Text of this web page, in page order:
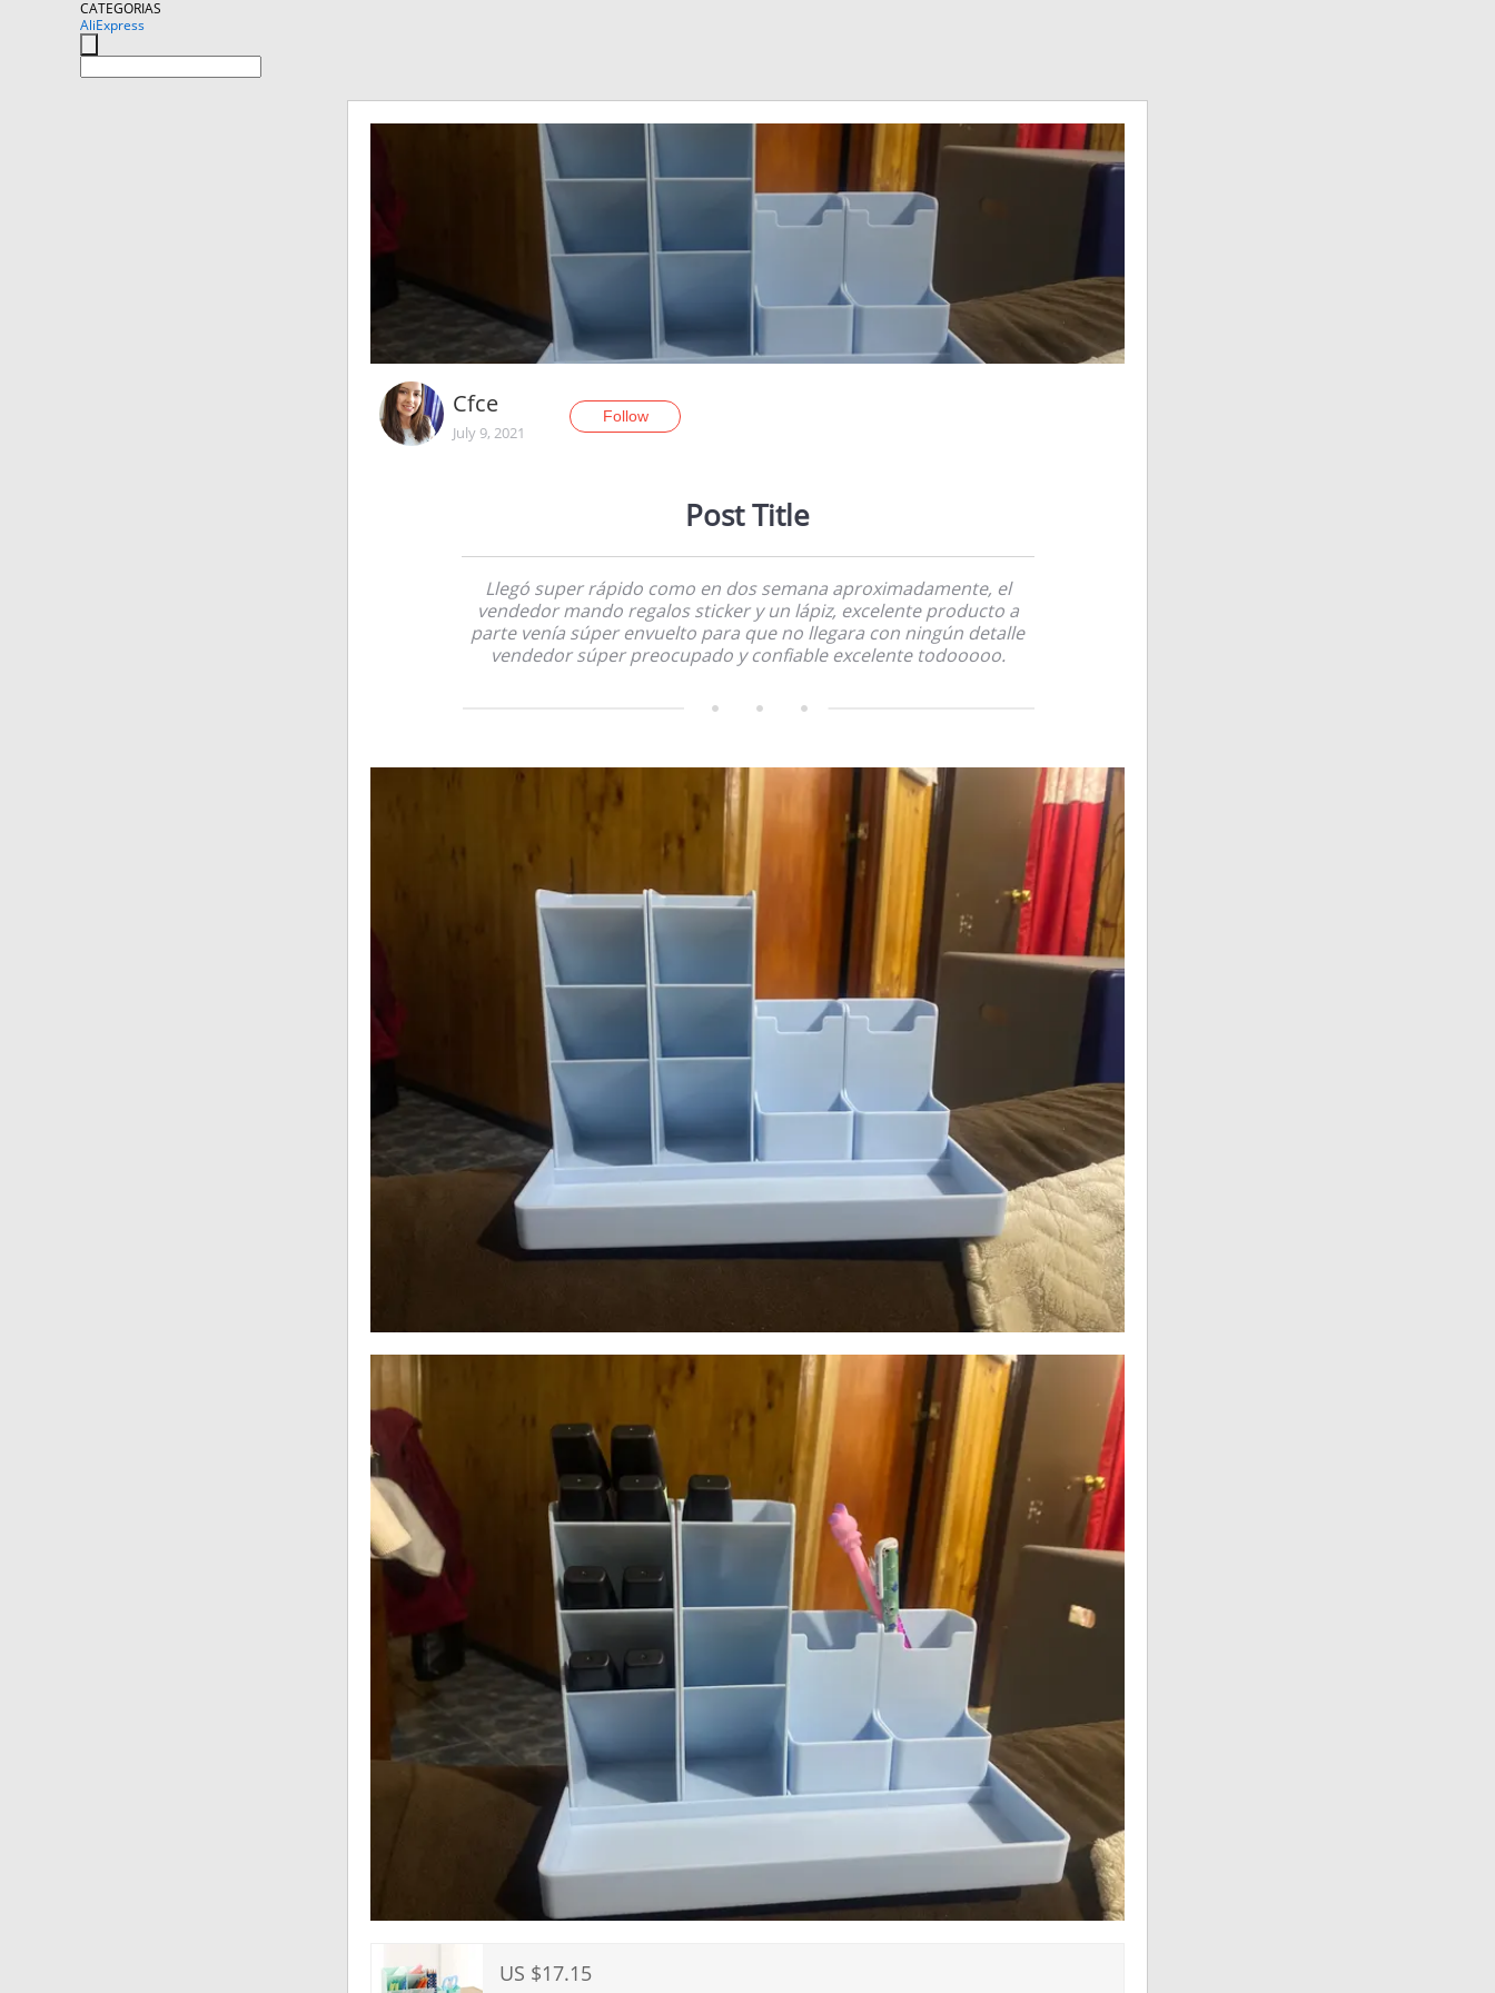
CATEGORIAS
AliExpress
Cfce
July 9, 2021
Follow
Post Title
Llegó super rápido como en dos semana aproximadamente, el
vendedor mando regalos sticker y un lápiz, excelente producto a
parte venía súper envuelto para que no llegara con ningún detalle
vendedor súper preocupado y confiable excelente todooooo.
US $17.15